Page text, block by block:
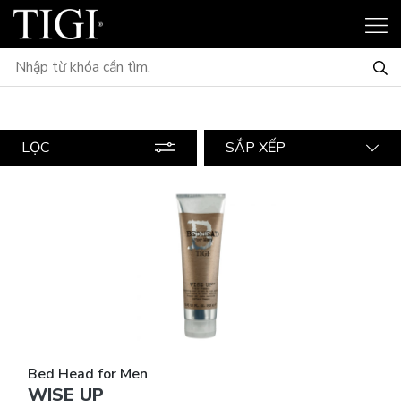
LỌC SẮP XẾP
Bed Head for Men
WISE UP